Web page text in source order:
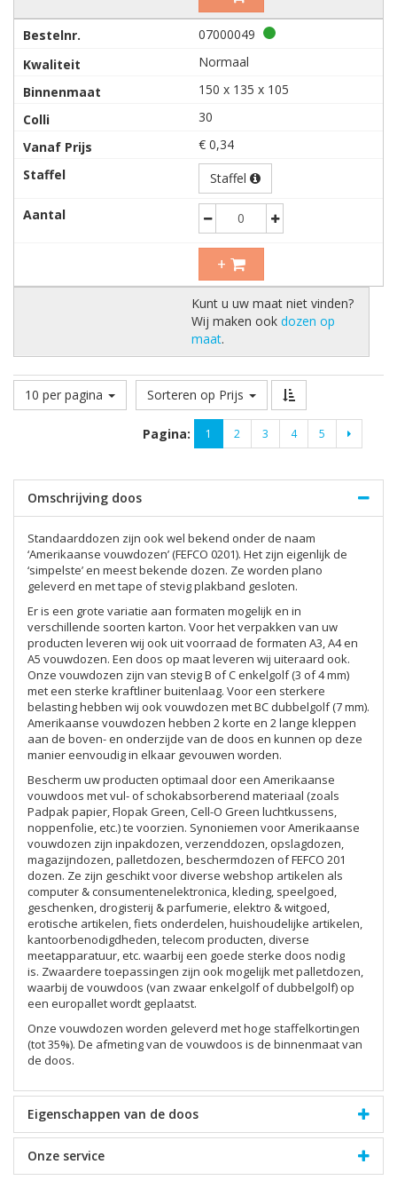
07000049
Normaal
150 x 135 x 105
30
€ 0,34
Staffel
Decrease Increase
+
Kunt u uw maat niet vinden?
Wij maken ook dozen op
maat.
10 per pagina Sorteren op Prijs
Pagina: 1 2 3 4 5
Omschrijving doos
Standaarddozen zijn ook wel bekend onder de naam
‘Amerikaanse vouwdozen’ (FEFCO 0201). Het zijn eigenlijk de
‘simpelste’ en meest bekende dozen. Ze worden plano
geleverd en met tape of stevig plakband gesloten.
Er is een grote variatie aan formaten mogelijk en in
verschillende soorten karton. Voor het verpakken van uw
producten leveren wij ook uit voorraad de formaten A3, A4 en
A5 vouwdozen. Een doos op maat leveren wij uiteraard ook.
Onze vouwdozen zijn van stevig B of C enkelgolf (3 of 4 mm)
met een sterke kraftliner buitenlaag. Voor een sterkere
belasting hebben wij ook vouwdozen met BC dubbelgolf (7 mm).
Amerikaanse vouwdozen hebben 2 korte en 2 lange kleppen
aan de boven- en onderzijde van de doos en kunnen op deze
manier eenvoudig in elkaar gevouwen worden.
Bescherm uw producten optimaal door een Amerikaanse
vouwdoos met vul- of schokabsorberend materiaal (zoals
Padpak papier, Flopak Green, Cell-O Green luchtkussens,
noppenfolie, etc.) te voorzien. Synoniemen voor Amerikaanse
vouwdozen zijn inpakdozen, verzenddozen, opslagdozen,
magazijndozen, palletdozen, beschermdozen of FEFCO 201
dozen. Ze zijn geschikt voor diverse webshop artikelen als
computer & consumentenelektronica, kleding, speelgoed,
geschenken, drogisterij & parfumerie, elektro & witgoed,
erotische artikelen, fiets onderdelen, huishoudelijke artikelen,
kantoorbenodigdheden, telecom producten, diverse
meetapparatuur, etc. waarbij een goede sterke doos nodig
is. Zwaardere toepassingen zijn ook mogelijk met palletdozen,
waarbij de vouwdoos (van zwaar enkelgolf of dubbelgolf) op
een europallet wordt geplaatst.
Onze vouwdozen worden geleverd met hoge staffelkortingen
(tot 35%). De afmeting van de vouwdoos is de binnenmaat van
de doos.
Eigenschappen van de doos
Onze service